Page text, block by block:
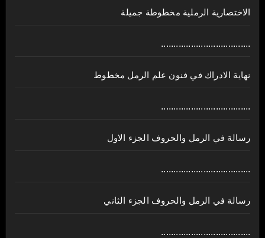
الاختصارية الرملية مخطوطة جميلة
....................................
نهاية الادراك في فنون علم الرمل مخطوط
....................................
رسالة في الرمل والحروف الجزء الاول
....................................
رسالة في الرمل والحروف الجزء الثاني
....................................